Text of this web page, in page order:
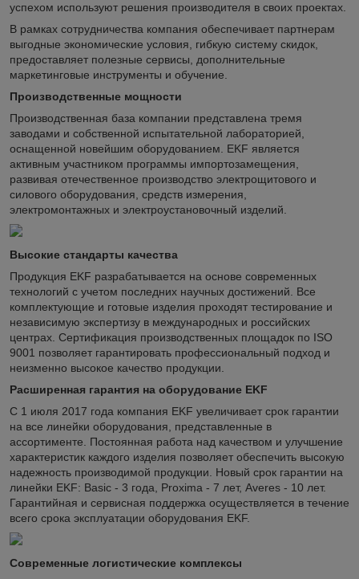
успехом используют решения производителя в своих проектах.
В рамках сотрудничества компания обеспечивает партнерам
выгодные экономические условия, гибкую систему скидок,
предоставляет полезные сервисы, дополнительные
маркетинговые инструменты и обучение.
Производственные мощности
Производственная база компании представлена тремя
заводами и собственной испытательной лабораторией,
оснащенной новейшим оборудованием. EKF является
активным участником программы импортозамещения,
развивая отечественное производство электрощитового и
силового оборудования, средств измерения,
электромонтажных и электроустановочный изделий.
Высокие стандарты качества
Продукция EKF разрабатывается на основе современных
технологий с учетом последних научных достижений. Все
комплектующие и готовые изделия проходят тестирование и
независимую экспертизу в международных и российских
центрах. Сертификация производственных площадок по ISO
9001 позволяет гарантировать профессиональный подход и
неизменно высокое качество продукции.
Расширенная гарантия на оборудование EKF
С 1 июля 2017 года компания EKF увеличивает срок гарантии
на все линейки оборудования, представленные в
ассортименте. Постоянная работа над качеством и улучшение
характеристик каждого изделия позволяет обеспечить высокую
надежность производимой продукции. Новый срок гарантии на
линейки EKF: Basic - 3 года, Proxima - 7 лет, Averes - 10 лет.
Гарантийная и сервисная поддержка осуществляется в течение
всего срока эксплуатации оборудования EKF.
Современные логистические комплексы